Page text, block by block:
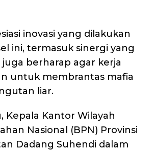
inovasi yang dilakukan
ini, termasuk sinergi yang
berharap agar kerja
untuk membrantas mafia
liar.
Kepala Kantor Wilayah
Nasional (BPN) Provinsi
Dadang Suhendi dalam